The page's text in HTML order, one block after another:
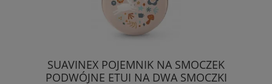
SUAVINEX POJEMNIK NA SMOCZEK
PODWÓJNE ETUI NA DWA SMOCZKI